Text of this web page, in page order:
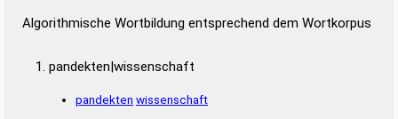
Algorithmische Wortbildung entsprechend dem Wortkorpus
pandekten|wissenschaft
pandekten wissenschaft